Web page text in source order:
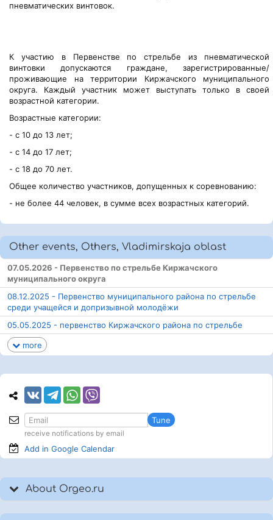
пневматических винтовок.
К участию в Первенстве по стрельбе из пневматической
винтовки допускаются граждане, зарегистрированные/
проживающие на территории Киржачского муниципального
округа. Каждый участник может выступать только в своей
возрастной категории.
Возрастные категории:
- с 10 до 13 лет;
- с 14 до 17 лет;
- с 18 до 70 лет.
Общее количество участников, допущенных к соревнованию:
- не более 44 человек, в сумме всех возрастных категорий.
Other events, Others, Vladimirskaja oblast
07.05.2026 - Первенство по стрельбе Киржачского
муниципального округа
08.12.2025 - Первенство муниципального района по стрельбе
среди учащейся и допризывной молодёжи
05.05.2025 - первенство Киржачского района по стрельбе
more
Tune
receive notifications by email
Add in Google Calendar
About Orgeo.ru